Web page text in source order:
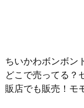
ちいかわボンボン
どこで売ってる？
販店でも販売！モ